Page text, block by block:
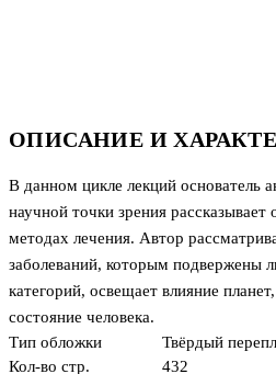
ОПИСАНИЕ И
В данном цикле лекций основатель
научной точки зрения
методах лечения. Автор
заболеваний, которым подвержены
категорий, освещает влияние
состояние человека.
Тип обложки
Твёрдый
Кол-во стр.
432